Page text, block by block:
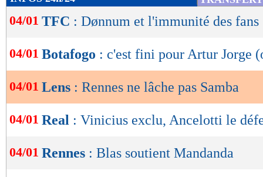
de
lecture
OK
04/01 TFC : Dønnum et l'immunité des fans
04/01 Botafogo : c'est fini pour Artur Jorge
04/01 Lens : Rennes ne lâche pas Samba
04/01 Real : Vinicius exclu, Ancelotti le
04/01 Rennes : Blas soutient Mandanda